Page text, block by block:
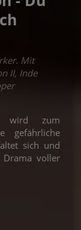
Mit
II, Inde
wird zum
gefährliche
sich und
voller